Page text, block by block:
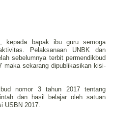
kepada bapak ibu guru semoga
Pelaksanaan UNBK dan
sebelumnya terbit permendikbud
maka sekarang dipublikasikan kisi-
nomor 3 tahun 2017 tentang
dan hasil belajar oleh satuan
USBN 2017.